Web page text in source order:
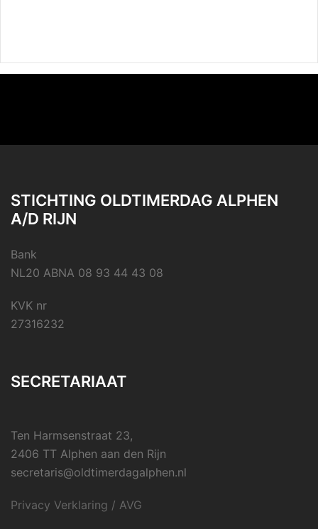
STICHTING OLDTIMERDAG ALPHEN
A/D RIJN
Bank
NL20 ABNA 08 93 44 43 08
KVK nr
27316232
SECRETARIAAT
Ten Harmsenstraat 23,
2406 TT Alphen aan den Rijn
secretaris@oldtimerdagalphen.nl
Privacy Verklaring / AVG